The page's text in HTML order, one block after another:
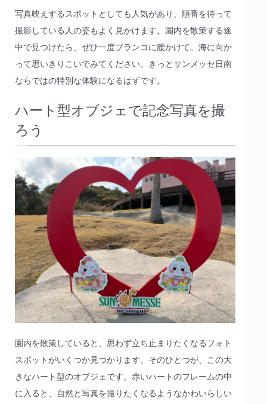
写真映えするスポットとしても人気があり、順番を待って
撮影している人の姿もよく見かけます。園内を散策する途
中で見つけたら、ぜひ一度ブランコに腰かけて、海に向か
って思いきりこいでみてください。きっとサンメッセ日南
ならではの特別な体験になるはずです。
ハート型オブジェで記念写真を撮
ろう
園内を散策していると、思わず立ち止まりたくなるフォト
スポットがいくつか見つかります。そのひとつが、この大
きなハート型のオブジェです。赤いハートのフレームの中
に入ると、自然と写真を撮りたくなるようなかわいらしい